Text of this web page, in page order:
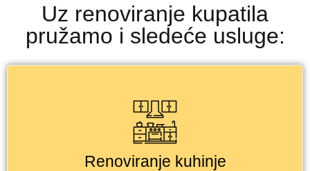
Uz renoviranje kupatila
pružamo i sledeće usluge:
Renoviranje kuhinje